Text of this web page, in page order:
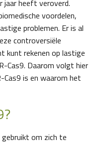
jaar heeft veroverd.
voordelen,
problemen. Er is al
controversiële
kunt rekenen op lastige
Cas9. Daarom volgt hier
Cas9 is en waarom het
om zich te